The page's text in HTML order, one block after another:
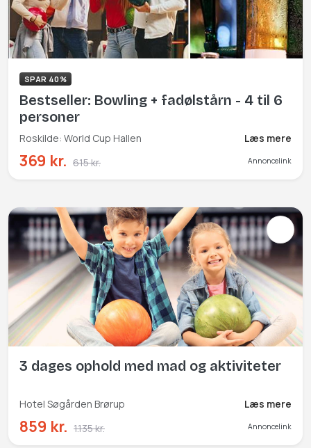
SPAR 40%
Bestseller: Bowling + fadølstårn - 4 til 6
personer
Roskilde: World Cup Hallen Læs mere
369 kr. 615 kr. Annoncelink
3 dages ophold med mad og aktiviteter
Hotel Søgården Brørup Læs mere
859 kr. 1.135 kr. Annoncelink